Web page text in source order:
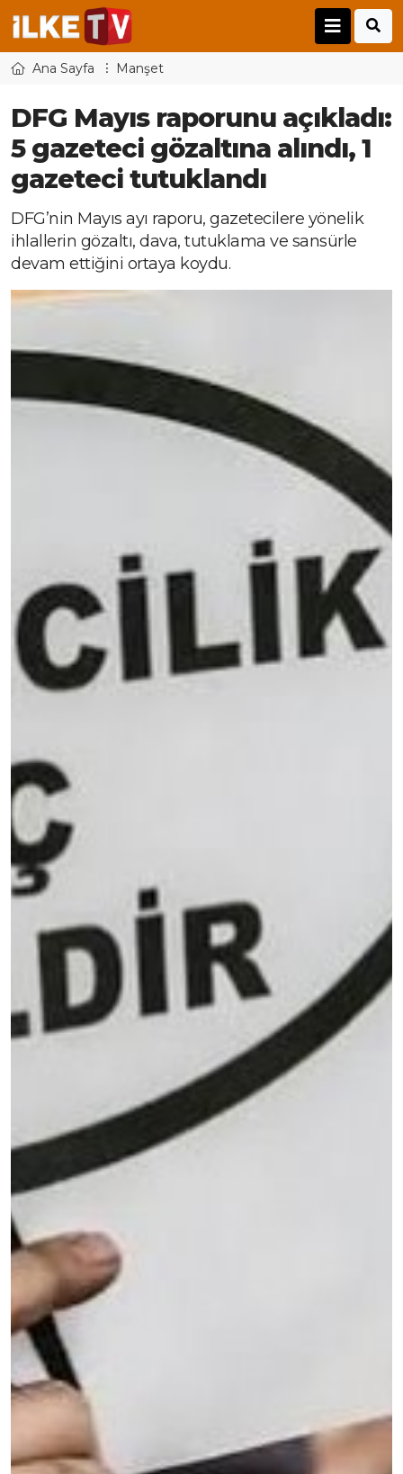
Ana Sayfa Manşet
DFG Mayıs raporunu açıkladı:
5 gazeteci gözaltına alındı, 1
gazeteci tutuklandı
DFG’nin Mayıs ayı raporu, gazetecilere yönelik
ihlallerin gözaltı, dava, tutuklama ve sansürle
devam ettiğini ortaya koydu.